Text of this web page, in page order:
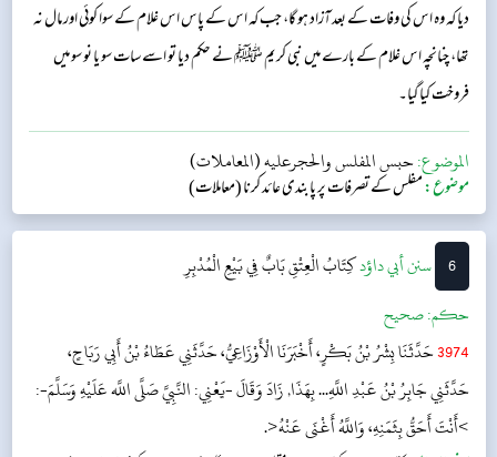
دیا کہ وہ اس کی وفات کے بعد آزاد ہو گا، جب کہ اس کے پاس اس غلام کے سوا کوئی اور مال نہ
تھا، چنانچہ اس غلام کے بارے میں نبی کریم ﷺ نے حکم دیا تو اسے سات سو یا نو سو میں
فروخت کیا گیا۔
الموضوع:حبس المفلس والحجرعليه (المعاملات)
موضوع:مفلس کے تصرفات پر پابندی عائد کرنا (معاملات)
6 ‌سنن أبي داؤدكِتَابُ الْعِتْقِبَابٌ فِي بَيْعِ الْمُدْبِرِ
حکم:صحیح
3974حَدَّثَنَا بِشْرُ بْنُ بَكْرٍ، أَخْبَرَنَا الْأَوْزَاعِيُّ، حَدَّثَنِي عَطَاءُ بْنُ أَبِي رَبَاحٍ،
حَدَّثَنِي جَابِرُ بْنُ عَبْدِ اللَّهِ... بِهَذَا, زَادَ وَقَالَ -يَعْنِي: النَّبِيَّ صَلَّى اللَّه عَلَيْهِ وَسَلَّمَ-:
>أَنْتَ أَحَقُّ بِثَمَنِهِ، وَاللَّهُ أَغْنَى عَنْهُ<.